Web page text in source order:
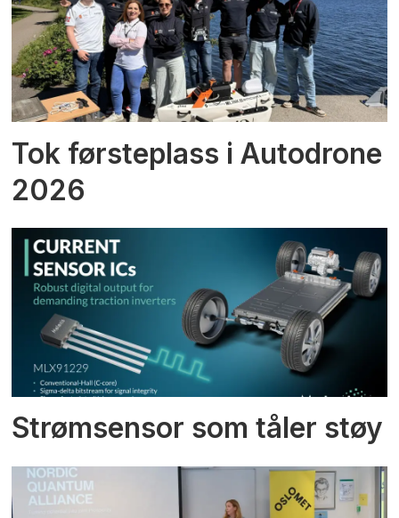
Tok førsteplass i Autodrone
2026
Strømsensor som tåler støy